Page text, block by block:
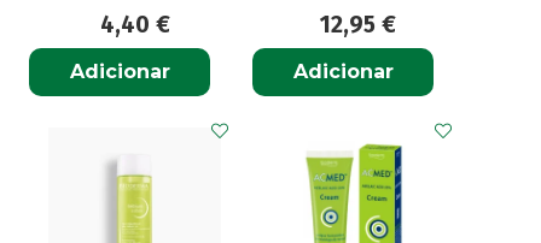
4,40 €
Adicionar
12,95 €
Adicionar